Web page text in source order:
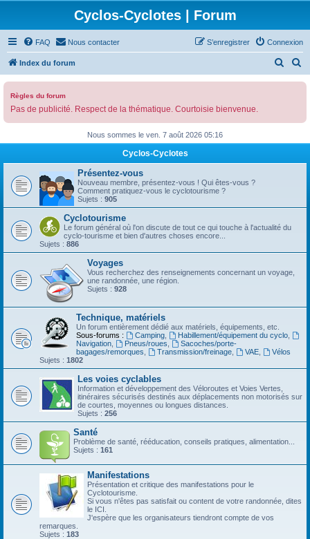
Cyclos-Cyclotes | Forum
FAQ Nous contacter Connexion
S’enregistrer
Index du forum
r
c
r
r
c
r
Règles du forum
Pas de publicité. Respect de la thématique. Courtoisie bienvenue.
Nous sommes le ven. 7 août 2026 05:16
Cyclos-Cyclotes
Présentez-vous
Nouveau membre, présentez-vous ! Qui êtes-vous ?
Comment pratiquez-vous le cyclotourisme ?
Sujets : 905
Cyclotourisme
Le forum général où l'on discute de tout ce qui touche à l'actualité du
cyclo-tourisme et bien d'autres choses encore...
Sujets : 886
Voyages
Vous recherchez des renseignements concernant un voyage,
une randonnée, une région.
Sujets : 928
Technique, matériels
Un forum entièrement dédié aux matériels, équipements, etc.
Sous-forums :
Camping, Habillement/équipement du cyclo,
Navigation
Pneus/roues
Sacoches/porte-
bagages/remorques
Transmission/freinage, VAE,
Vélos
Sujets : 1802
Les voies cyclables
Information et développement des Véloroutes et Voies Vertes,
itinéraires sécurisés destinés aux déplacements non motorisés sur
de courtes, moyennes ou longues distances.
Sujets : 256
Santé
Problème de santé, rééducation, conseils pratiques, alimentation...
Sujets : 161
Manifestations
Présentation et critique des manifestations pour le
Cyclotourisme.
Si vous n'êtes pas satisfait ou content de votre randonnée, dites
le ICI.
J'espère que les organisateurs tiendront compte de vos
remarques.
Sujets : 183